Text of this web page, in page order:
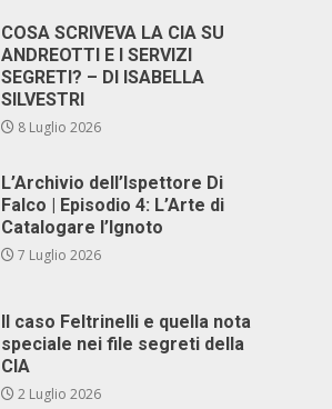
COSA SCRIVEVA LA CIA SU
ANDREOTTI E I SERVIZI
SEGRETI? – DI ISABELLA
SILVESTRI
8 Luglio 2026
L’Archivio dell’Ispettore Di
Falco | Episodio 4: L’Arte di
Catalogare l’Ignoto
7 Luglio 2026
Il caso Feltrinelli e quella nota
speciale nei file segreti della
CIA
2 Luglio 2026